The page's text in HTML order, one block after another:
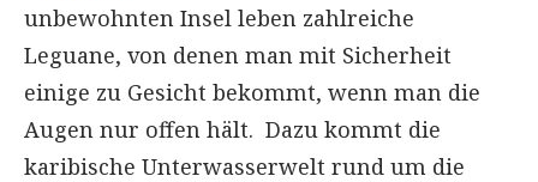
unbewohnten Insel leben zahlreiche
Leguane, von denen man mit Sicherheit
einige zu Gesicht bekommt, wenn man die
Augen nur offen hält. Dazu kommt die
karibische Unterwasserwelt rund um die